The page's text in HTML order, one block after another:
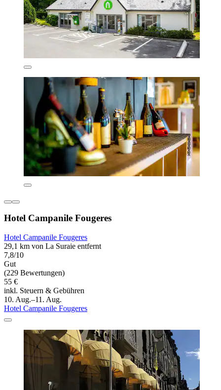
Hotel Campanile Fougeres
Hotel Campanile Fougeres
29,1 km von La Suraie entfernt
7,8/10
Gut
(229 Bewertungen)
55 €
inkl. Steuern & Gebühren
10. Aug.–11. Aug.
Hotel Campanile Fougeres